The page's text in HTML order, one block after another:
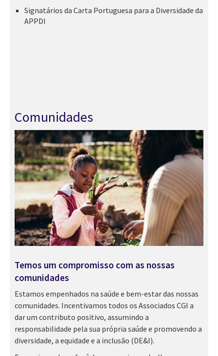
Signatários da Carta Portuguesa para a Diversidade da
APPDI
Comunidades
Temos um compromisso com as nossas
comunidades
Estamos empenhados na saúde e bem-estar das nossas
comunidades. Incentivamos todos os Associados CGI a
dar um contributo positivo, assumindo a
responsabilidade pela sua própria saúde e promovendo a
diversidade, a equidade e a inclusão (DE&I).